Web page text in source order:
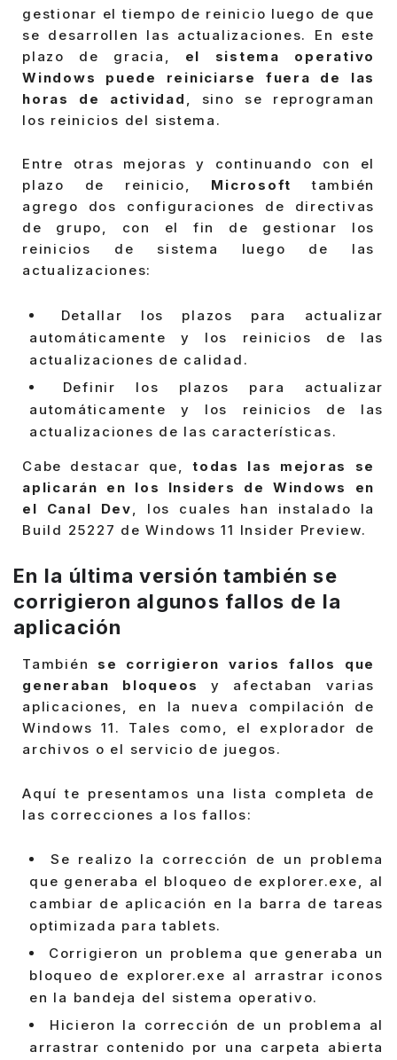
gestionar el tiempo de reinicio luego de que
se desarrollen las actualizaciones. En este
plazo de gracia, el sistema operativo
Windows puede reiniciarse fuera de las
horas de actividad
, sino se reprograman
los reinicios del sistema.
Entre otras mejoras y continuando con el
plazo de reinicio, Microsoft
también
agrego dos configuraciones de directivas
de grupo, con el fin de gestionar los
reinicios de sistema luego de las
actualizaciones:
Detallar los plazos para actualizar
automáticamente y los reinicios de las
actualizaciones de calidad.
Definir los plazos para actualizar
automáticamente y los reinicios de las
actualizaciones de las características.
Cabe destacar que,
todas las mejoras se
aplicarán en los Insiders de Windows en
el Canal Dev
, los cuales han instalado la
Build 25227 de Windows 11 Insider Preview.
En la última versión también se
corrigieron algunos fallos de la
aplicación
También se corrigieron varios fallos que
generaban bloqueos
y afectaban varias
aplicaciones, en la nueva compilación de
Windows 11. Tales como, el explorador de
archivos o el servicio de juegos.
Aquí te presentamos una lista completa de
las correcciones a los fallos:
Se realizo la corrección de un problema
que generaba el bloqueo de explorer.exe, al
cambiar de aplicación en la barra de tareas
optimizada para tablets.
Corrigieron un problema que generaba un
bloqueo de explorer.exe al arrastrar iconos
en la bandeja del sistema operativo.
Hicieron la corrección de un problema al
arrastrar contenido por una carpeta abierta